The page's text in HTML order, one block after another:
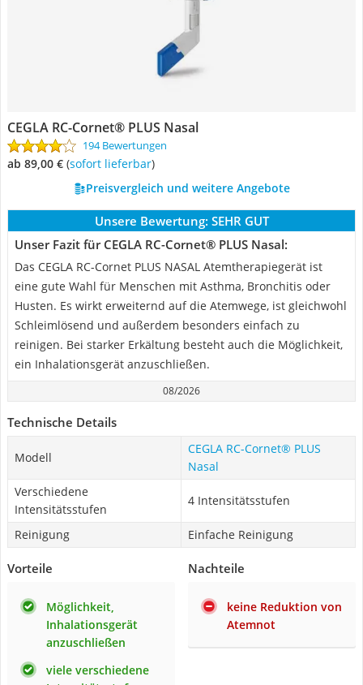
CEGLA RC-Cornet® PLUS Nasal
194 Bewertungen
ab 89,00 € ( Sofort lieferbar)
Preisvergleich und weitere Angebote
Unsere Bewertung: SEHR GUT
Unser Fazit für CEGLA RC-Cornet® PLUS Nasal:
Das CEGLA RC-Cornet PLUS NASAL Atemtherapiegerät ist
eine gute Wahl für Menschen mit Asthma, Bronchitis oder
Husten. Es wirkt erweiternd auf die Atemwege, ist gleichwohl
Schleimlösend und außerdem besonders einfach zu
reinigen. Bei starker Erkältung besteht auch die Möglichkeit,
ein Inhalationsgerät anzuschließen.
08/2026
Technische Details
Modell
CEGLA RC-Cornet® PLUS
Nasal
Verschiedene
Intensitätsstufen
4 Intensitätsstufen
Reinigung Einfache Reinigung
Vorteile
Möglichkeit,
Inhalationsgerät
anzuschließen
viele verschiedene
Nachteile
keine Reduktion von
Atemnot